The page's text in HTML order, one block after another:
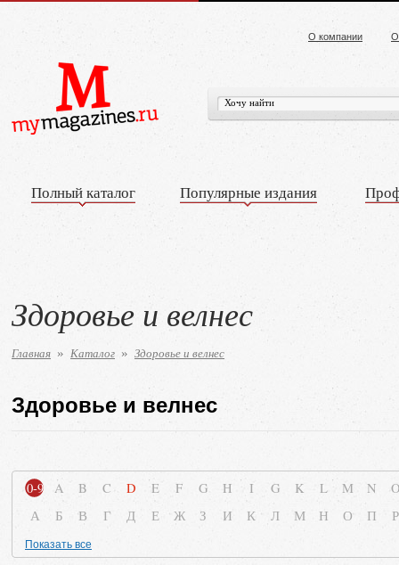
О компании
Полный каталог Популярные издания
Здоровье и велнес
Главная » Каталог » Здоровье и велнес
Здоровье и велнес
0-9 A B C D E F G H I G K L M N
А
Б В Г Д Е Ж З И К Л М Н О П Р
Показать все